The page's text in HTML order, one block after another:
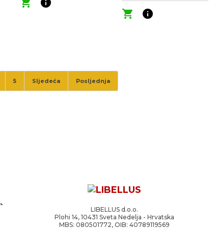
shopping_cart info
shopping_cart info
5 Sljedeća Posljednja
LIBELLUS d.o.o.
Plohi 14, 10431 Sveta Nedelja - Hrvatska
MBS: 080501772, OIB: 40789119569